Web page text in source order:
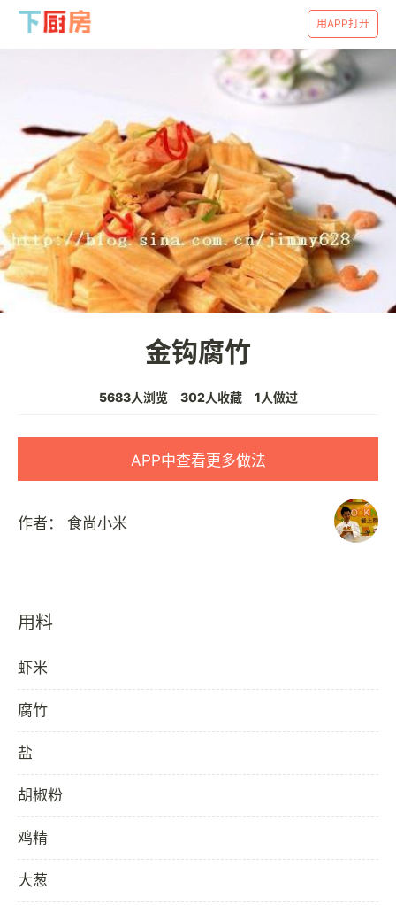
用APP打开
金钩腐竹
5683人浏览 302人收藏 1人做过
APP中查看更多做法
作者： 食尚小米
用料
虾米
腐竹
盐
胡椒粉
鸡精
大葱